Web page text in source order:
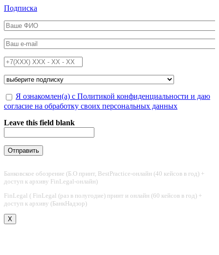
Перейти к основному содержанию
Подписка
ФИО*
Email*
Телефон*
Подписка на*
Обработка персональных данных*
Я ознакомлен(а) с Политикой конфиденциальности и даю
согласие на обработку своих персональных данных
Leave this field blank
Банковское обозрение (Б.О принт, BestPractice-онлайн (40 кейсов в год) +
доступ к архиву FinLegal-онлайн)
FinLegal ( FinLegal (раз в полугодие) принт и онлайн (60 кейсов в год) +
доступ к архиву (БанкНадзор)
X